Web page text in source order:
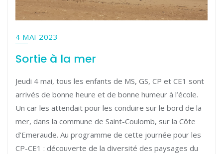
4 MAI 2023
Sortie à la mer
Jeudi 4 mai, tous les enfants de MS, GS, CP et CE1 sont
arrivés de bonne heure et de bonne humeur à l’école.
Un car les attendait pour les conduire sur le bord de la
mer, dans la commune de Saint-Coulomb, sur la Côte
d’Emeraude. Au programme de cette journée pour les
CP-CE1 : découverte de la diversité des paysages du